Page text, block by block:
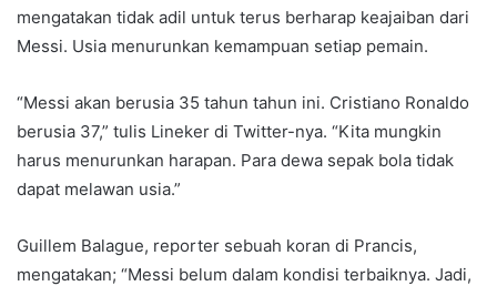
mengatakan tidak adil untuk terus berharap keajaiban dari
Messi. Usia menurunkan kemampuan setiap pemain.
“Messi akan berusia 35 tahun tahun ini. Cristiano Ronaldo
berusia 37,” tulis Lineker di Twitter-nya. “Kita mungkin
harus menurunkan harapan. Para dewa sepak bola tidak
dapat melawan usia.”
Guillem Balague, reporter sebuah koran di Prancis,
mengatakan; “Messi belum dalam kondisi terbaiknya. Jadi,